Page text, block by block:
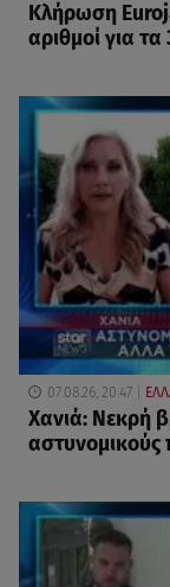
Κλήρωση
αριθμοί για
07.08.26, 20:47
Χανιά: Νεκρή
αστυνομικούς